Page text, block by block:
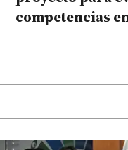
competencias